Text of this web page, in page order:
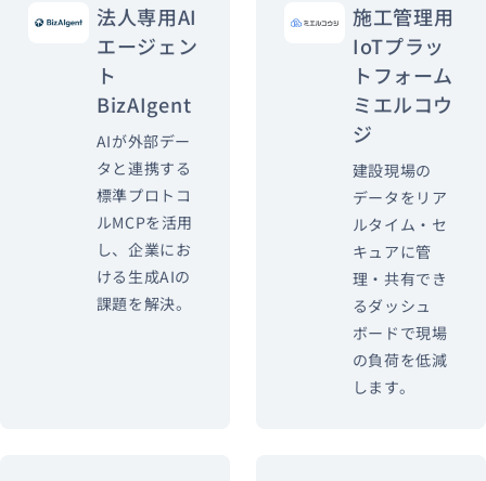
資料ダウンロード お問い合わせ
法人専用AI
エージェン
ト
BizAIgent
AIが外部デー
タと連携する
標準プロトコ
ルMCPを活用
し、企業にお
ける生成AIの
課題を解決。
施工管理用
IoTプラッ
トフォーム
ミエルコウ
ジ
建設現場の
データをリア
ルタイム・セ
キュアに管
理・共有でき
るダッシュ
ボードで現場
の負荷を低減
します。